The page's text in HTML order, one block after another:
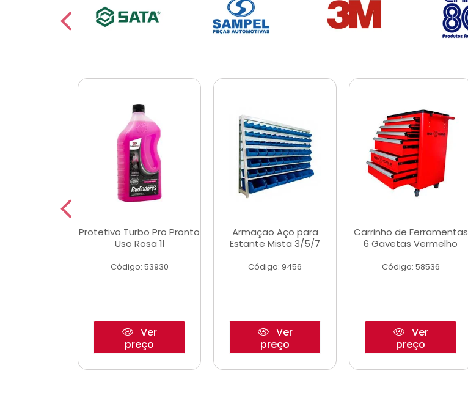
Protetivo Turbo Pro Pronto
Uso Rosa 1l
Código: 53930
Ver
preço
Armaçao Aço para
Estante Mista 3/5/7
Código: 9456
Ver
preço
Carrinho de Ferramentas
6 Gavetas Vermelho
Código: 58536
Ver
preço